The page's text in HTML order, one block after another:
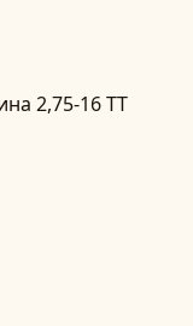
2,75-16 TT